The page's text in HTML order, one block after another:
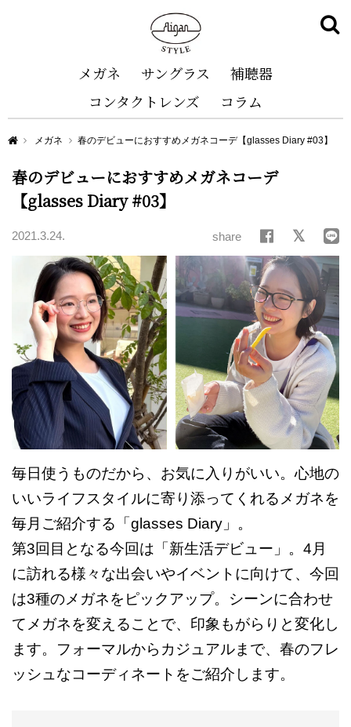
メガネ サングラス
補聴器
コンタクトレンズ
コラム
Aigan STYLE（メガネ・めがね）
メガネ 春のデビューにおすすめメガネコーデ【glasses Diary #03】
春のデビューにおすすめメガネコーデ
【glasses Diary #03】
2021.3.24. share
毎日使うものだから、お気に入りがいい。心地の
いいライフスタイルに寄り添ってくれるメガネを
毎月ご紹介する「glasses Diary」。
第3回目となる今回は「新生活デビュー」。4月
に訪れる様々な出会いやイベントに向けて、今回
は3種のメガネをピックアップ。シーンに合わせ
てメガネを変えることで、印象もがらりと変化し
ます。フォーマルからカジュアルまで、春のフレ
ッシュなコーディネートをご紹介します。